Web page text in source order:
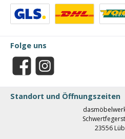
Folge uns
Facebook Instagram
Standort und Öffnungszeiten
23556